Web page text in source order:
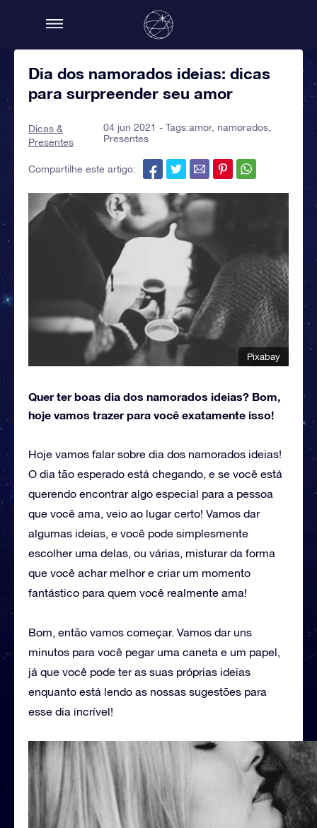
Dia dos namorados ideias: dicas
para surpreender seu amor
Dicas &
Presentes
04 jun 2021 - Tags:amor, namorados,
Presentes
Compartilhe este artigo:
Pixabay
Quer ter boas dia dos namorados ideias? Bom,
hoje vamos trazer para você exatamente isso!
Hoje vamos falar sobre dia dos namorados ideias!
O dia tão esperado está chegando, e se você está
querendo encontrar algo especial para a pessoa
que você ama, veio ao lugar certo! Vamos dar
algumas ideias, e você pode simplesmente
escolher uma delas, ou várias, misturar da forma
que você achar melhor e criar um momento
fantástico para quem você realmente ama!
Bom, então vamos começar. Vamos dar uns
minutos para você pegar uma caneta e um papel,
já que você pode ter as suas próprias ideias
enquanto está lendo as nossas sugestões para
esse dia incrível!